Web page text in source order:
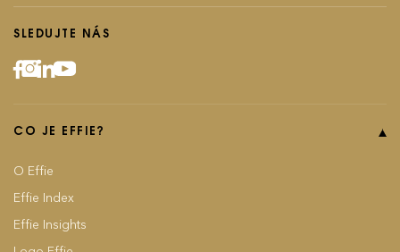
SLEDUJTE NÁS
CO JE EFFIE?
O Effie
Effie Index
Effie Insights